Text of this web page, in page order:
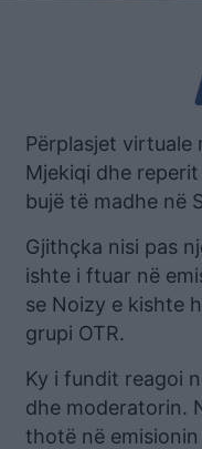
Përplasjet
Mjekiqi dhe
bujë të madhe në
Gjithçka nisi pas
ishte i ftuar në
se Noizy e kishte
grupi OTR.
Ky i fundit reagoi
dhe moderatorin.
thotë në emisionin